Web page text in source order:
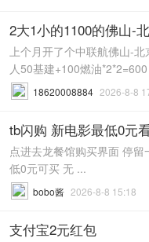
2大1小的1100的佛山-
上个月开了个中联航佛山-
人50基建+100燃油
18620008884 2026-8-8
tb闪购 新电影最低0元
点进去龙餐馆购买界面 停
低0元可买 无 ...
bobo酱 2026-8-8 15:18
支付宝2元红包